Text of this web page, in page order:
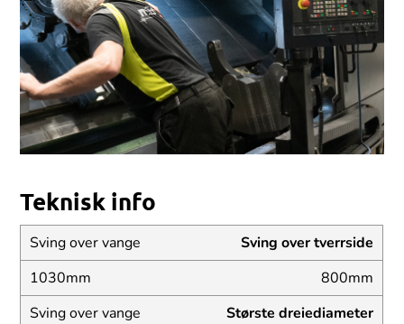
Teknisk info
Sving over tverrside
800mm
Største dreiediameter